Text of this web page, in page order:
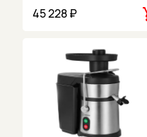
45 228 ₽